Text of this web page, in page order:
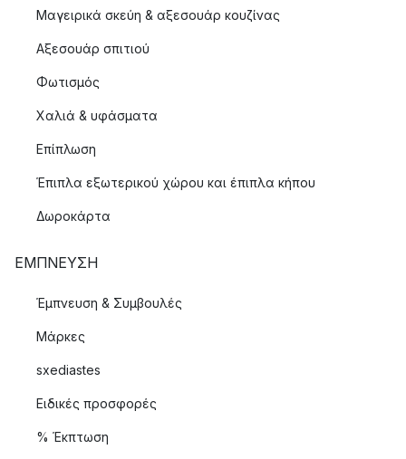
Μαγειρικά σκεύη & αξεσουάρ κουζίνας
Αξεσουάρ σπιτιού
Φωτισμός
Χαλιά & υφάσματα
Επίπλωση
Έπιπλα εξωτερικού χώρου και έπιπλα κήπου
Δωροκάρτα
ΈΜΠΝΕΥΣΗ
Έμπνευση & Συμβουλές
Μάρκες
sxediastes
Ειδικές προσφορές
% Έκπτωση